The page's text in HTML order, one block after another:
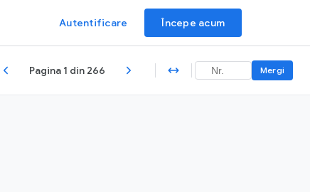
Autentificare Începe acum
Pagina 1 din 266 Mergi